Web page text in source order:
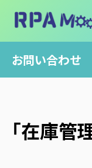
お問い合わせ
「在庫管